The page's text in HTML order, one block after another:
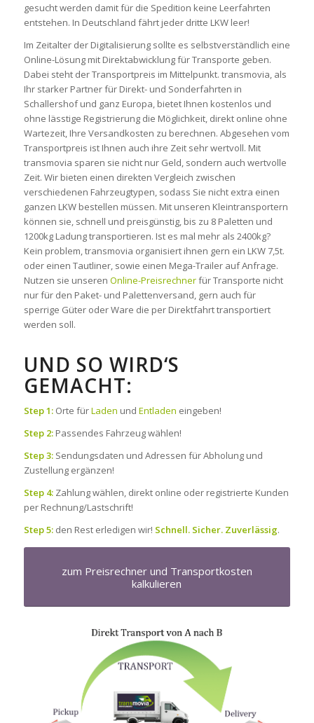
gesucht werden damit für die Spedition keine Leerfahrten
entstehen. In Deutschland fährt jeder dritte LKW leer!
Im Zeitalter der Digitalisierung sollte es selbstverständlich eine
Online-Lösung mit Direktabwicklung für Transporte geben.
Dabei steht der Transportpreis im Mittelpunkt. transmovia, als
Ihr starker Partner für Direkt- und Sonderfahrten in
Schallershof und ganz Europa, bietet Ihnen kostenlos und
ohne lässtige Registrierung die Möglichkeit, direkt online ohne
Wartezeit, Ihre Versandkosten zu berechnen. Abgesehen vom
Transportpreis ist Ihnen auch ihre Zeit sehr wertvoll. Mit
transmovia sparen sie nicht nur Geld, sondern auch wertvolle
Zeit. Wir bieten einen direkten Vergleich zwischen
verschiedenen Fahrzeugtypen, sodass Sie nicht extra einen
ganzen LKW bestellen müssen. Mit unseren Kleintransportern
können sie, schnell und preisgünstig, bis zu 8 Paletten und
1200kg Ladung transportieren. Ist es mal mehr als 2400kg?
Kein problem, transmovia organisiert ihnen gern ein LKW 7,5t.
oder einen Tautliner, sowie einen Mega-Trailer auf Anfrage.
Nutzen sie unseren Online-Preisrechnerfür Transporte nicht
nur für den Paket- und Palettenversand, gern auch für
sperrige Güter oder Ware die per Direktfahrt transportiert
werden soll.
UND SO WIRD‘S
GEMACHT:
Step 1:Orte fürLaden und Entladen eingeben!
Step 2:Passendes Fahrzeug wählen!
Step 3:Sendungsdaten und Adressen für Abholung und
Zustellung ergänzen!
Step 4:Zahlung wählen, direkt online oder registrierte Kunden
per Rechnung/Lastschrift!
Step 5:den Rest erledigen wir! Schnell. Sicher. Zuverlässig.
zum Preisrechner und Transportkosten
kalkulieren